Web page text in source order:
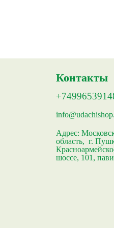
Контакты
Адрес:
область, г.
шоссе, 101,